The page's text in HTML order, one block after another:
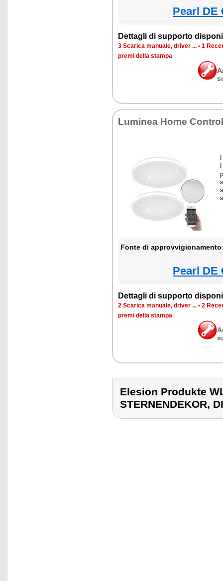
Pearl DE
Dettagli di supporto
3 Scarica manuale, driver ... • 1
premi della stampa
Luminea Home Control
Fonte di
Pearl DE
Dettagli di supporto
2 Scarica manuale, driver ... • 2
premi della stampa
Elesion Produkte
STERNENDEKOR,